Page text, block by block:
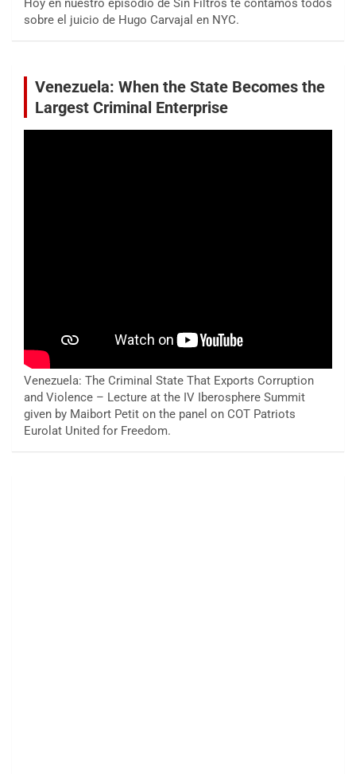
sobre el juicio de Hugo Carvajal en NYC.
Venezuela: When the State Becomes the
Largest Criminal Enterprise
Venezuela: The Criminal State That Exports Corruption
and Violence – Lecture at the IV Iberosphere Summit
given by Maibort Petit on the panel on COT Patriots
Eurolat United for Freedom.